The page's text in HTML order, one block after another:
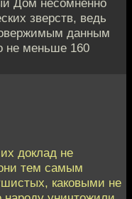
Дом несомненно
зверств, ведь
данным
не меньше 160
доклад не
тем самым
каковыми не